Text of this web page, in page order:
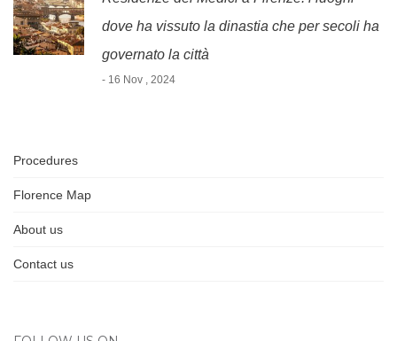
dove ha vissuto la dinastia che per secoli ha
governato la città
- 16 Nov , 2024
Procedures
Florence Map
About us
Contact us